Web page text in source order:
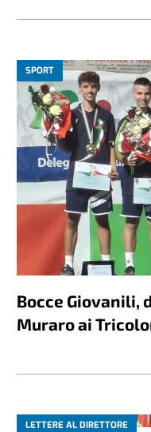
SPORT
Bocce Giovanili,
Muraro ai
LETTERE AL DIRETTORE